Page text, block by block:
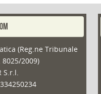
(Reg.ne Tribunale
2009)
S.r.l.